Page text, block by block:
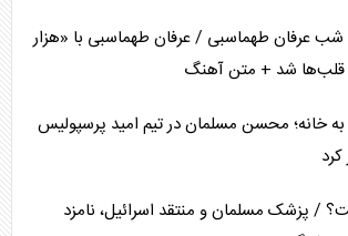
آمریکا در غرب آسیا
برای آمریکا
سنتکام علیه متحدان ایران
شب عرفان طهماسبی / عرفان طهماسبی با «هزار
شد + متن آهنگ
خانه؛ محسن مسلمان در تیم امید پرسپولیس
/ پزشک مسلمان و منتقد اسرائیل، نامزد